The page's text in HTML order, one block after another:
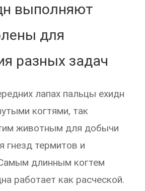
выполняют
для
разных задач
лапах пальцы ехидн
когтями, так
животным для добычи
гнезд термитов и
длинным когтем
работает как расческой.